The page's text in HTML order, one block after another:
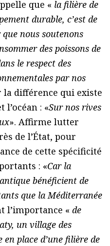
que « la filière de
durable, c’est de
que nous soutenons
des poissons de
le respect des
par nos
la différence qui existe
: «Sur nos rives
». Affirme lutter
de l’État, pour
de cette spécificité
: «Car la
bénéficient de
que la Méditerranée
l’importance « de
un village des
place d’une filière de